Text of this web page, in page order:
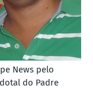
News pelo
do Padre